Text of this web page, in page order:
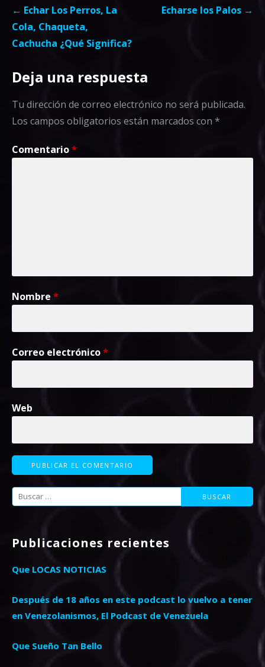
Navegación
de
entradas
← Echar Los Perros, La
Cola, Chaqueta,
Cachucha ¿Qué Significa?
Echarse los Palos →
Deja una respuesta
Tu dirección de correo electrónico no será publicada.
Los campos obligatorios están marcados con *
Comentario*
Nombre *
Correo electrónico*
Web
Buscar:
Publicaciones recientes
Que LOCAS NOTICIAS
Después de 18 años en este podcast lo vuelvo a tener
en Venezolanismos, El Podcast de Venezuela
Que Sueño Tan Bello